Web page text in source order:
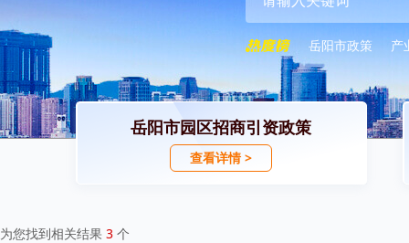
岳阳市政策 产
岳阳市园区招商引资政策
查看详情 >
为您找到相关结果 3 个